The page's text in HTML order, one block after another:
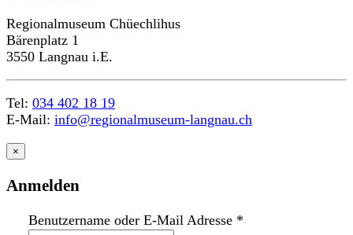
Regionalmuseum Chüechlihus
Bärenplatz 1
3550 Langnau i.E.
Tel: 034 402 18 19
E-Mail: info@regionalmuseum-langnau.ch
×
Anmelden
Benutzername oder E-Mail Adresse *